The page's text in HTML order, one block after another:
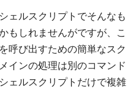
ェルスクリプトでそんなも
もしれませんがですが、こ
呼び出すための簡単なスク
インの処理は別のコマンド
ェルスクリプトだけで複雑